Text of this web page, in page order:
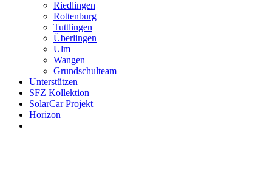
Riedlingen
Rottenburg
Tuttlingen
Überlingen
Ulm
Wangen
Grundschulteam
Unterstützen
SFZ Kollektion
SolarCar Projekt
Horizon